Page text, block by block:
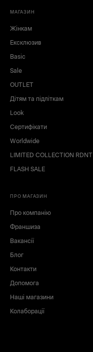
МАГАЗИН
Жінкам
Ексклюзив
Basic
Sale
OUTLET
Дітям та підліткам
Look
Сертифікати
Worldwide
LIMITED COLLECTION RDNT
FLASH SALE
ПРО МАГАЗИН
Про компанію
Франшиза
Вакансії
Блог
Контакти
Допомога
Наші магазини
Колаборації